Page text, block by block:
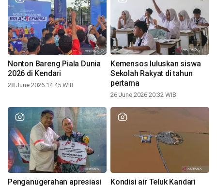
Nonton Bareng Piala Dunia
2026 di Kendari
28 June 2026 14:45 WIB
Kemensos luluskan siswa
Sekolah Rakyat di tahun
pertama
26 June 2026 20:32 WIB
Penganugerahan apresiasi
Kondisi air Teluk Kandari